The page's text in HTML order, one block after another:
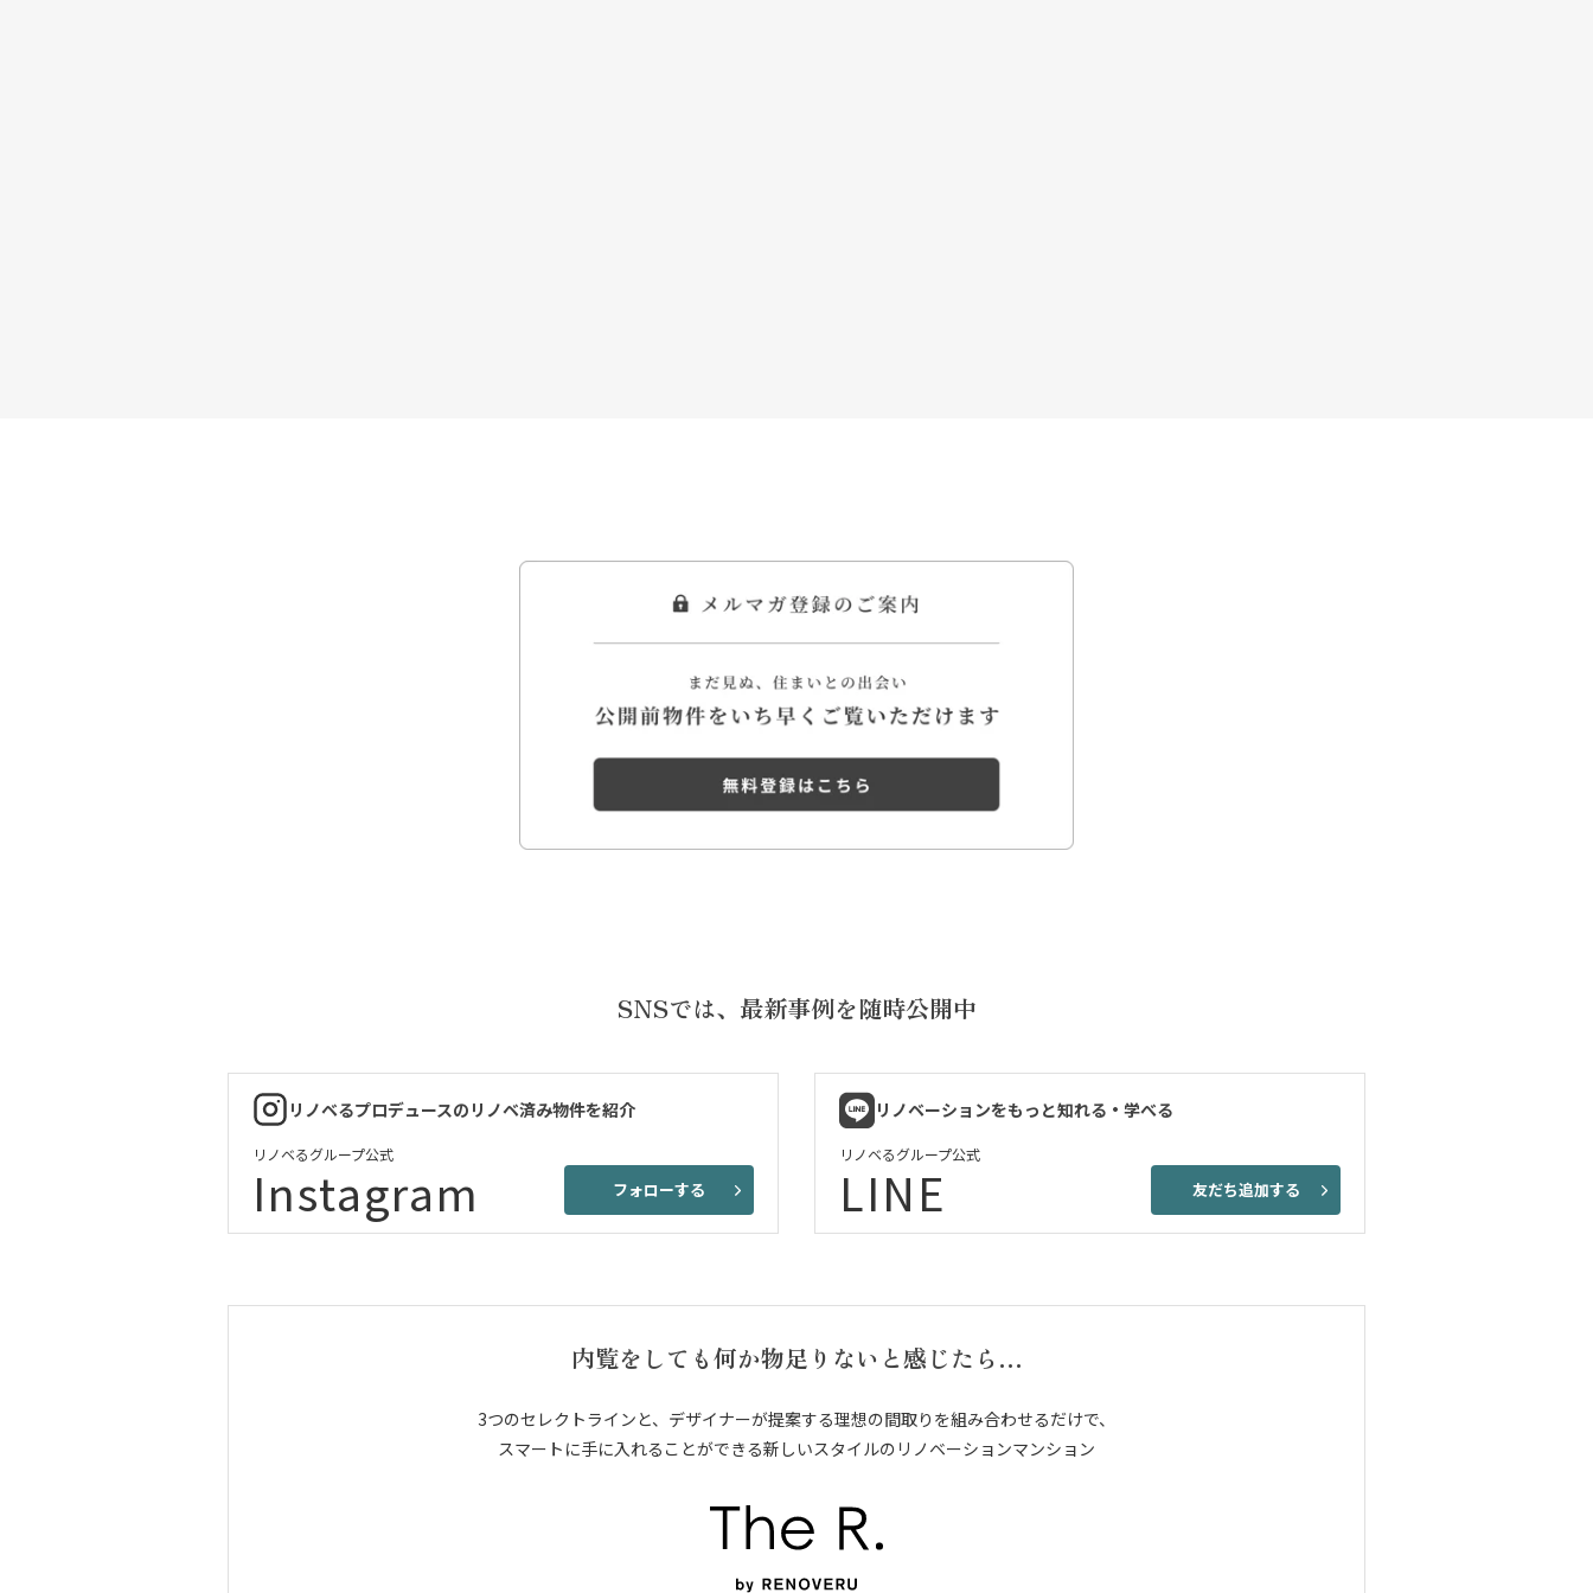
SNSでは、 最新事例を随時公開中
リノベるプロデュースのリノベ済み物件を紹介
リノベるグループ公式
Instagram フォローする
リノベーションをもっと知れる・学べる
リノベるグループ公式
LINE 友だち追加する
内覧をしても何か物足りないと感じたら…
3つのセレクトラインと、デザイナーが提案する理想の間取りを組み合わせるだけで、
スマートに手に入れることができる新しいスタイルのリノベーションマンション